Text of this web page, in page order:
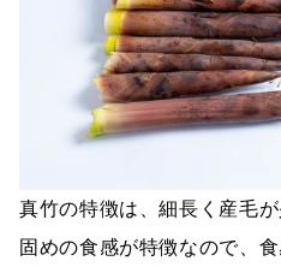
真竹の特徴は、細長く産毛
固めの食感が特徴なので、